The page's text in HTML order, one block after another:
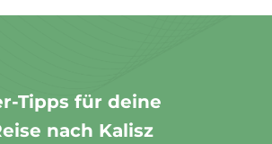
Tipps für deine
nach Kalisz